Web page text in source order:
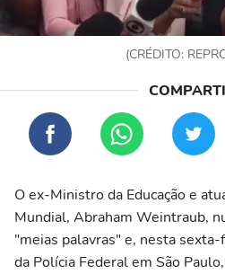
(CRÉDITO:
O ex-Ministro da Educação e
Mundial, Abraham Weintraub,
"meias palavras" e, nesta
da Polícia Federal em São